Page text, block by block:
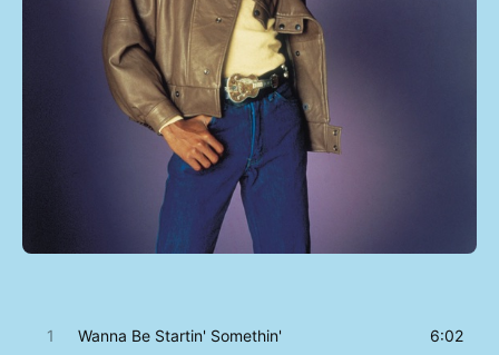
1 Wanna Be Startin' Somethin' 6:02